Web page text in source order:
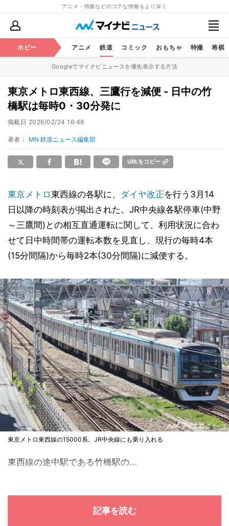
アニメ・特撮などのコアな情報をより深く
ホビー アニメ 鉄道 コミック おもちゃ 特撮 将棋
Googleでマイナビニュースを優先表示する方法
東京メトロ東西線、三鷹行を減便 - 日中の竹
橋駅は毎時0・30分発に
掲載日 2026/02/24 16:48
著者： MN 鉄道ニュース編集部
URLをコピー
東京メトロ東西線の各駅に、 ダイヤ改正を行う3月14
日以降の時刻表が掲出された。JR中央線各駅停車(中野
～三鷹間)との相互直通運転に関して、利用状況に合わ
せて日中時間帯の運転本数を見直し、現行の毎時4本
(15分間隔)から毎時2本(30分間隔)に減便する。
東京メトロ東西線の15000系。JR中央線にも乗り入れる
東西線の途中駅である竹橋駅の...
記事を読む